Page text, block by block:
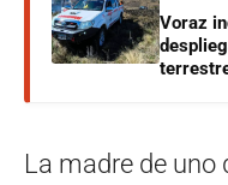
Voraz
La madre de uno